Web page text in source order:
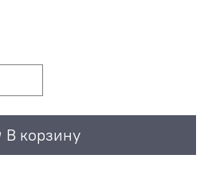
В корзину